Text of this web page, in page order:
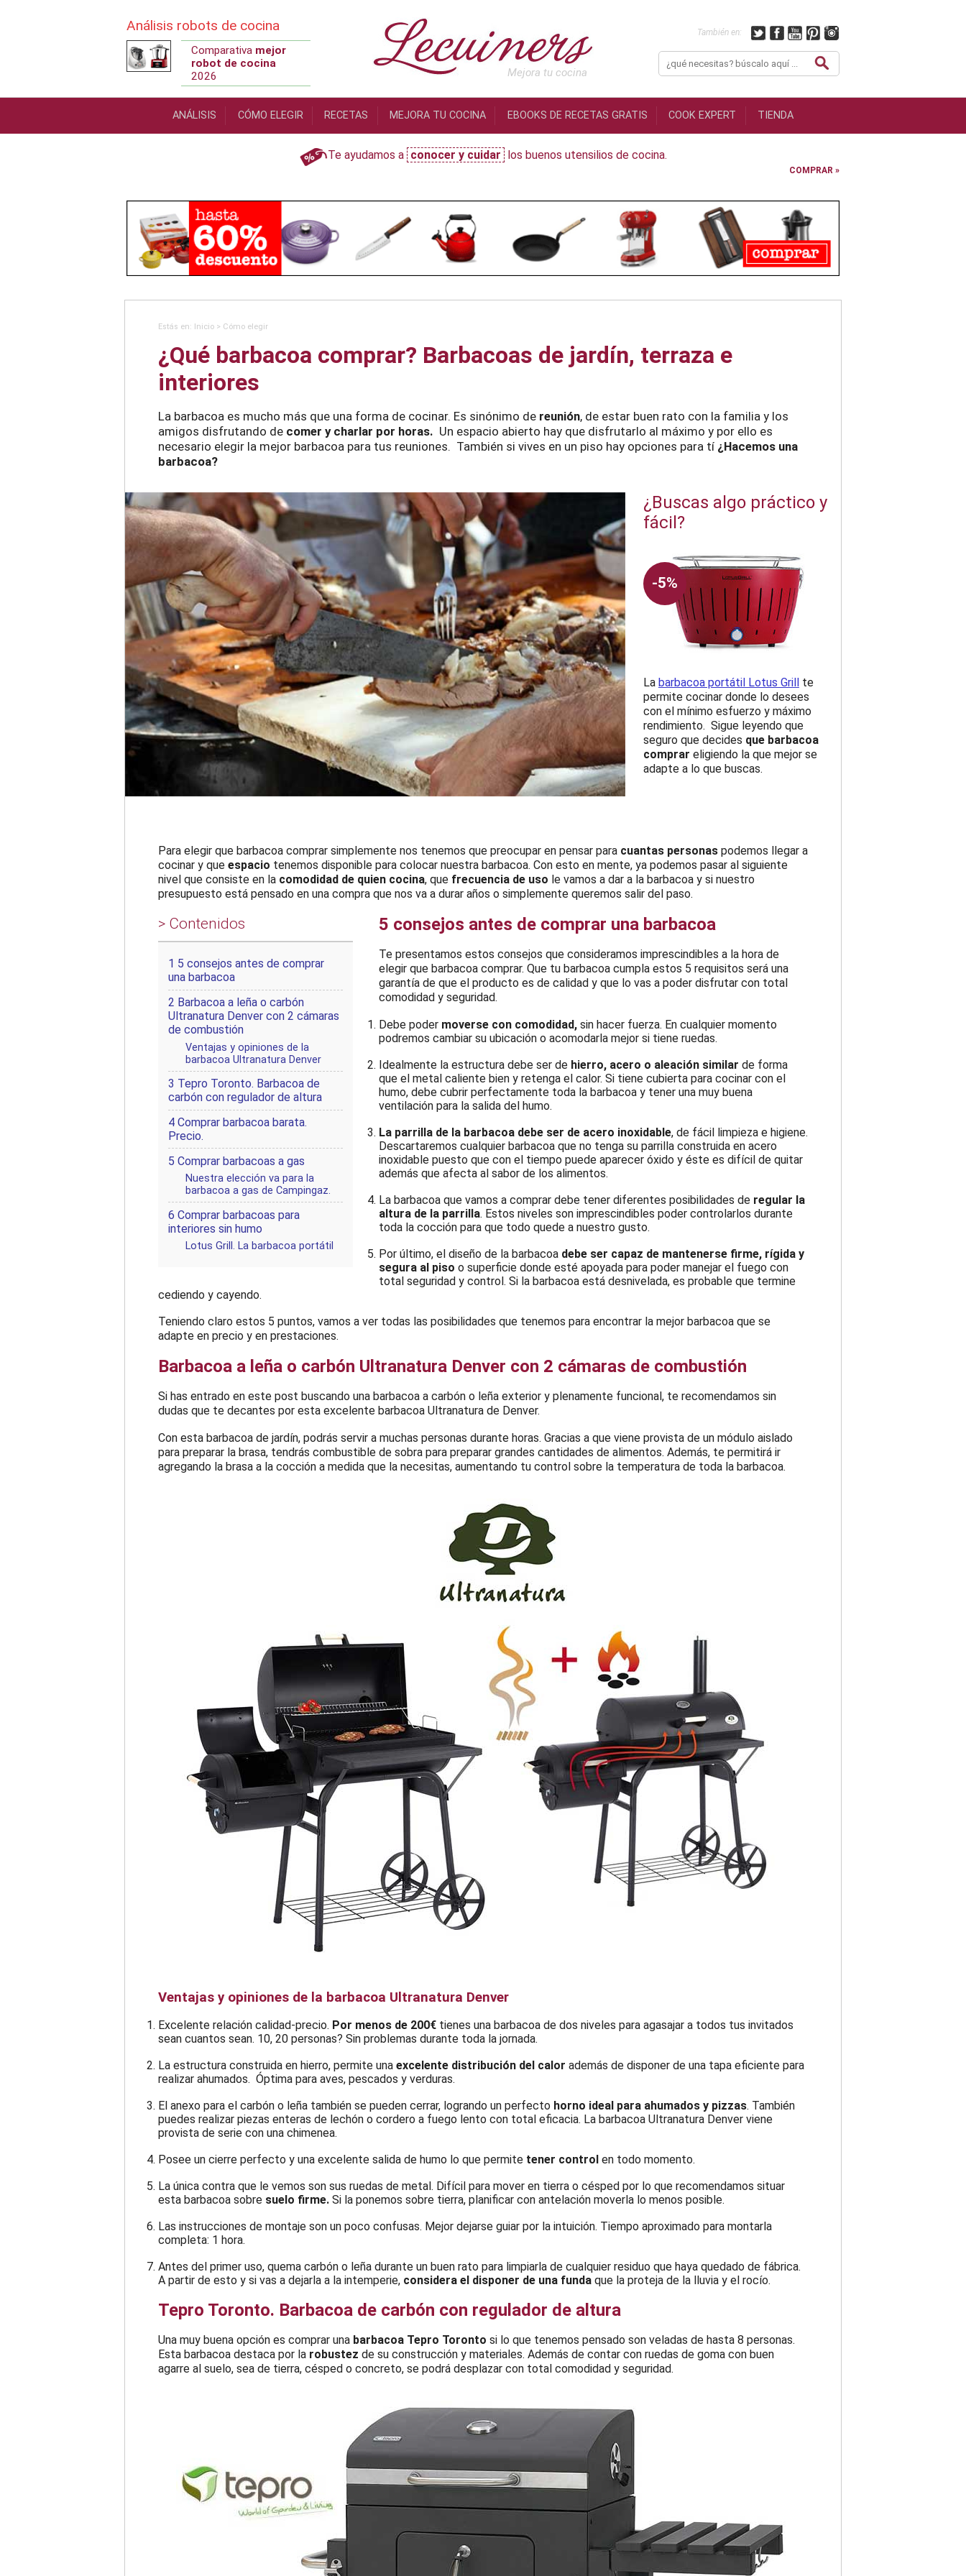
Mejora tu cocina
Book Navigation
También en:
Contenidos
ANÁLISIS CÓMO ELEGIR RECETAS MEJORA TU COCINA EBOOKS DE RECETAS GRATIS COOK EXPERT TIENDA
Análisis robots de cocina
Comparativa mejor
robot de cocina
2026
Te ayudamos a conocer y cuidar los buenos utensilios de cocina.
COMPRAR »
Estás en: Inicio > Cómo elegir
¿Qué barbacoa comprar? Barbacoas de jardín, terraza e
interiores
La barbacoa es mucho más que una forma de cocinar. Es sinónimo de reunión, de estar buen rato con la familia y los
amigos disfrutando de comer y charlar por horas. Un espacio abierto hay que disfrutarlo al máximo y por ello es
necesario elegir la mejor barbacoa para tus reuniones. También si vives en un piso hay opciones para tí ¿Hacemos una
barbacoa?
¿Buscas algo práctico y
fácil?
-5%
La barbacoa portátil Lotus Grillte
permite cocinar donde lo desees
con el mínimo esfuerzo y máximo
rendimiento. Sigue leyendo que
seguro que decides que barbacoa
comprar eligiendo la que mejor se
adapte a lo que buscas.
Para elegir que barbacoa comprar simplemente nos tenemos que preocupar en pensar para cuantas personas podemos llegar a
cocinar y que espacio tenemos disponible para colocar nuestra barbacoa. Con esto en mente, ya podemos pasar al siguiente
nivel que consiste en la comodidad de quien cocina, que frecuencia de uso le vamos a dar a la barbacoa y si nuestro
presupuesto está pensado en una compra que nos va a durar años o simplemente queremos salir del paso.
> Contenidos
1 5 consejos antes de comprar
una barbacoa
2 Barbacoa a leña o carbón
Ultranatura Denver con 2 cámaras
de combustión
Ventajas y opiniones de la
barbacoa Ultranatura Denver
3 Tepro Toronto. Barbacoa de
carbón con regulador de altura
4Comprar barbacoa barata.
Precio.
5 Comprar barbacoas a gas
Nuestra elección va para la
barbacoa a gas de Campingaz.
6 Comprar barbacoas para
interiores sin humo
Lotus Grill. La barbacoa portátil
5 consejos antes de comprar una barbacoa
Te presentamos estos consejos que consideramos imprescindibles a la hora de
elegir que barbacoa comprar. Que tu barbacoa cumpla estos 5 requisitos será una
garantía de que el producto es de calidad y que lo vas a poder disfrutar con total
comodidad y seguridad.
Debe poder moverse con comodidad, sin hacer fuerza. En cualquier momento
podremos cambiar su ubicación o acomodarla mejor si tiene ruedas.
Idealmente la estructura debe ser de hierro, acero o aleación similar de forma
que el metal caliente bien y retenga el calor. Si tiene cubierta para cocinar con el
humo, debe cubrir perfectamente toda la barbacoa y tener una muy buena
ventilación para la salida del humo.
La parrilla de la barbacoa debe ser de acero inoxidable, de fácil limpieza e higiene.
Descartaremos cualquier barbacoa que no tenga su parrilla construida en acero
inoxidable puesto que con el tiempo puede aparecer óxido y éste es difícil de quitar
además que afecta al sabor de los alimentos.
La barbacoa que vamos a comprar debe tener diferentes posibilidades de regular la
altura de la parrilla. Estos niveles son imprescindibles poder controlarlos durante
toda la cocción para que todo quede a nuestro gusto.
Por último, el diseño de la barbacoa debe ser capaz de mantenerse firme, rígida y
segura al piso o superficie donde esté apoyada para poder manejar el fuego con
total seguridad y control. Si la barbacoa está desnivelada, es probable que termine
cediendo y cayendo.
Teniendo claro estos 5 puntos, vamos a ver todas las posibilidades que tenemos para encontrar la mejor barbacoa que se
adapte en precio y en prestaciones.
Barbacoa a leña o carbón Ultranatura Denver con 2 cámaras de combustión
Si has entrado en este post buscando una barbacoa a carbón o leña exterior y plenamente funcional, te recomendamos sin
dudas que te decantes por esta excelente barbacoa Ultranatura de Denver.
Con esta barbacoa de jardín, podrás servir a muchas personas durante horas. Gracias a que viene provista de un módulo aislado
para preparar la brasa, tendrás combustible de sobra para preparar grandes cantidades de alimentos. Además, te permitirá ir
agregando la brasa a la cocción a medida que la necesitas, aumentando tu control sobre la temperatura de toda la barbacoa.
Ventajas y opiniones de la barbacoa Ultranatura Denver
Excelente relación calidad-precio. Por menos de 200€ tienes una barbacoa de dos niveles para agasajar a todos tus invitados
sean cuantos sean. 10, 20 personas? Sin problemas durante toda la jornada.
La estructura construida en hierro, permite una excelente distribución del calor además de disponer de una tapa eficiente para
realizar ahumados. Óptima para aves, pescados y verduras.
El anexo para el carbón o leña también se pueden cerrar, logrando un perfecto horno ideal para ahumados y pizzas. También
puedes realizar piezas enteras de lechón o cordero a fuego lento con total eficacia. La barbacoa Ultranatura Denver viene
provista de serie con una chimenea.
Posee un cierre perfecto y una excelente salida de humo lo que permite tener control en todo momento.
La única contra que le vemos son sus ruedas de metal. Difícil para mover en tierra o césped por lo que recomendamos situar
esta barbacoa sobre suelo firme. Si la ponemos sobre tierra, planificar con antelación moverla lo menos posible.
Las instrucciones de montaje son un poco confusas. Mejor dejarse guiar por la intuición. Tiempo aproximado para montarla
completa: 1 hora.
Antes del primer uso, quema carbón o leña durante un buen rato para limpiarla de cualquier residuo que haya quedado de fábrica.
A partir de esto y si vas a dejarla a la intemperie, considera el disponer de una funda que la proteja de la lluvia y el rocío.
Tepro Toronto. Barbacoa de carbón con regulador de altura
Una muy buena opción es comprar una barbacoa Tepro Toronto si lo que tenemos pensado son veladas de hasta 8 personas.
Esta barbacoa destaca por la robustez de su construcción y materiales. Además de contar con ruedas de goma con buen
agarre al suelo, sea de tierra, césped o concreto, se podrá desplazar con total comodidad y seguridad.